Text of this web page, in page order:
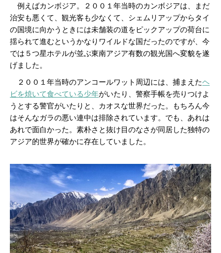
例えばカンボジア。２００１年当時のカンボジアは、まだ
治安も悪くて、観光客も少なくて、シェムリアップからタイ
の国境に向かうときには未舗装の道をピックアップの荷台に
揺られて進むというかなりワイルドな国だったのですが、今
では５つ星ホテルが並ぶ東南アジア有数の観光国へ変貌を遂
げました。
２００１年当時のアンコールワット周辺には、捕まえたヘ
ビを焼いて食べている少年がいたり、警察手帳を売りつけよ
うとする警官がいたりと、カオスな世界だった。もちろん今
はそんなガラの悪い連中は排除されています。でも、あれは
あれで面白かった。素朴さと抜け目のなさが同居した独特の
アジア的世界が確かに存在していました。